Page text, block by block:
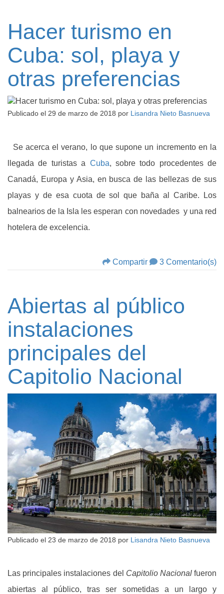
Hacer turismo en
Cuba: sol, playa y
otras preferencias
Publicado el 29 de marzo de 2018 por Lisandra Nieto Basnueva
Se acerca el verano, lo que supone un incremento en la
llegada de turistas a Cuba, sobre todo procedentes de
Canadá, Europa y Asia, en busca de las bellezas de sus
playas y de esa cuota de sol que baña al Caribe. Los
balnearios de la Isla les esperan con novedades y una red
hotelera de excelencia.
Compartir 3 Comentario(s)
Abiertas al público
instalaciones
principales del
Capitolio Nacional
Publicado el 23 de marzo de 2018 por Lisandra Nieto Basnueva
Las principales instalaciones del Capitolio Nacionalfueron
abiertas al público, tras ser sometidas a un largo y